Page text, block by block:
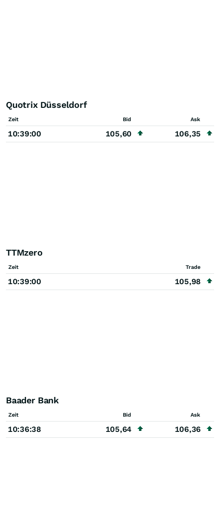
Quotrix Düsseldorf
Zeit Bid Ask
10:39:00 105,60 106,35
TTMzero
Zeit Trade
10:39:00 105,98
Baader Bank
Zeit Bid Ask
10:36:38 105,64 106,36